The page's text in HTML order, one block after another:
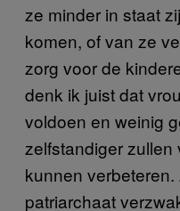
ze minder in staat
komen, of van ze
zorg voor de
denk ik juist dat
voldoen en weinig
zelfstandiger
kunnen
patriarchaat